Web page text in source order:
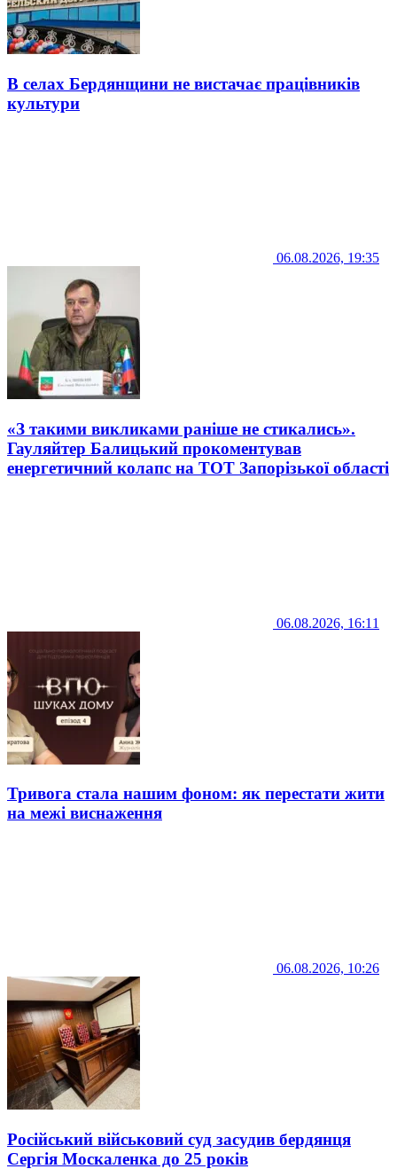
В селах Бердянщини не вистачає працівників
культури
06.08.2026, 19:35
«З такими викликами раніше не стикались».
Гауляйтер Балицький прокоментував
енергетичний колапс на ТОТ Запорізької області
06.08.2026, 16:11
Тривога стала нашим фоном: як перестати жити
на межі виснаження
06.08.2026, 10:26
Російський військовий суд засудив бердянця
Сергія Москаленка до 25 років